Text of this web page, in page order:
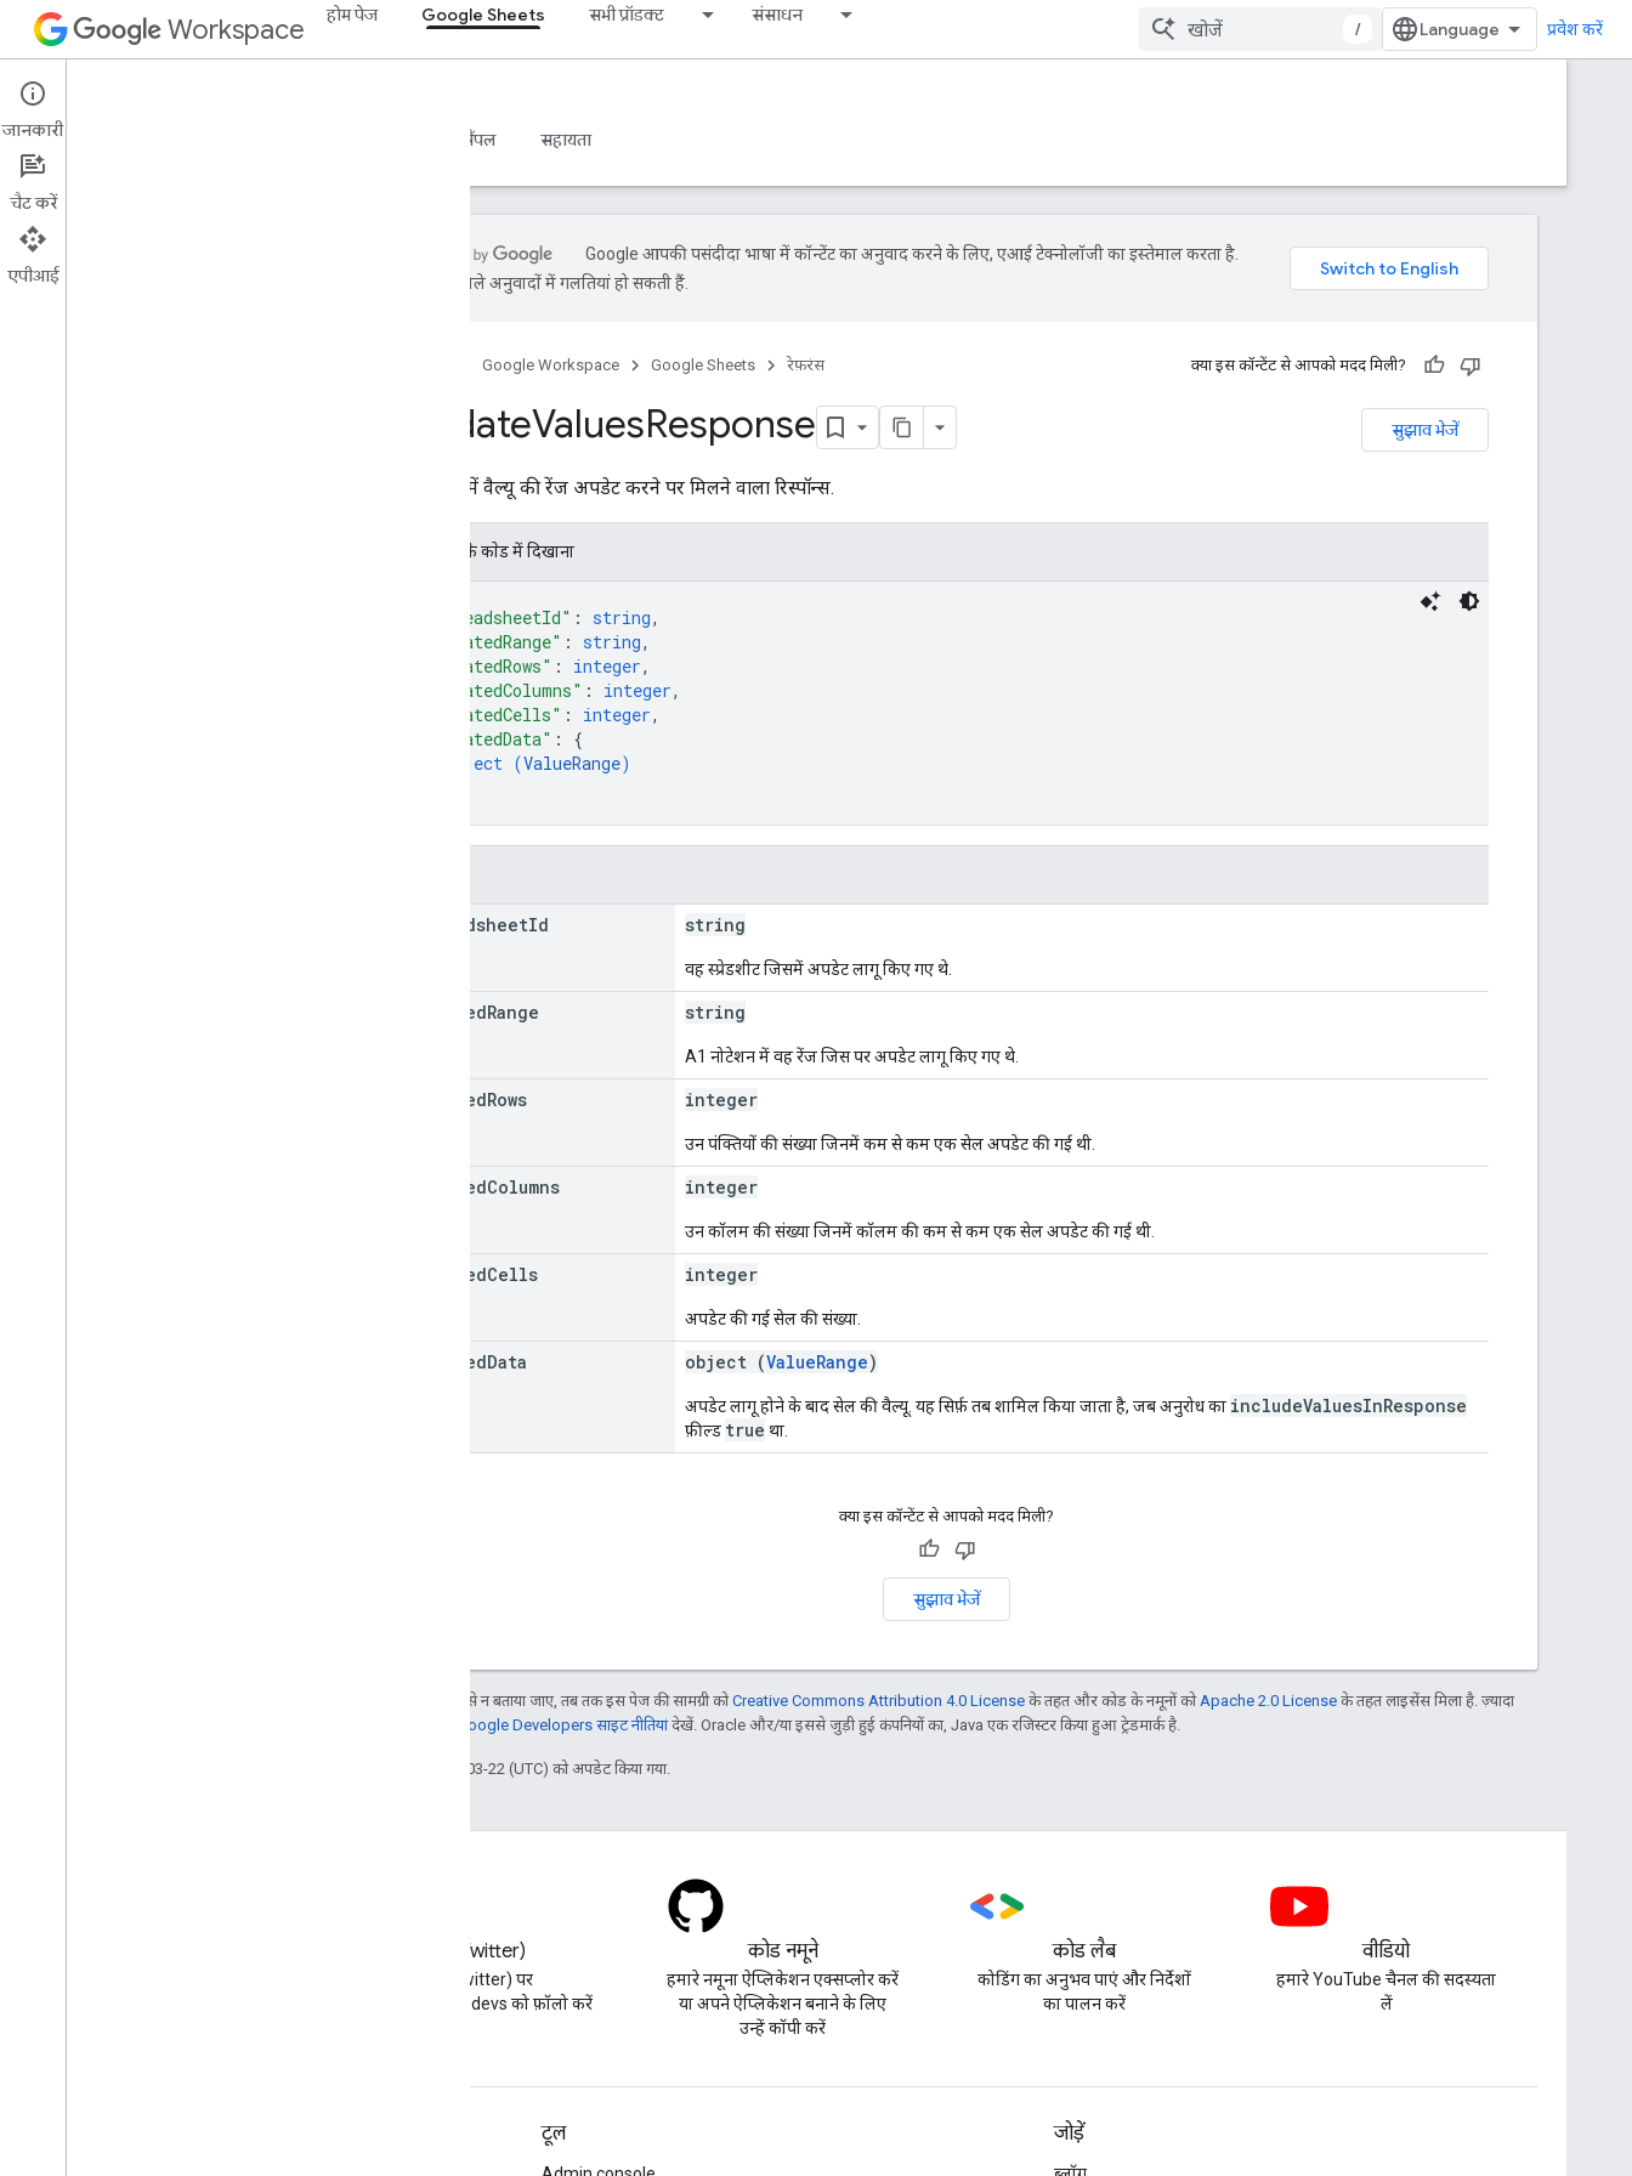
Workspace होम पेज Google Sheets सभी प्रॉडक्ट संसाधन
/ प्रवेश करें
Google Sheets
खास जानकारी सैंपल सहायता
Google आपकी पसंदीदा भाषा में कॉन्टेंट का अनुवाद करने के लिए, एआई टेक्नोलॉजी का इस्तेमाल करता है.
एआई से मिले अनुवादों में गलतियां हो सकती हैं.
Google Workspace Google Sheets रेफ़रंस क्या इस कॉन्टेंट से आपको मदद मिली?
सुझाव भेजें
UpdateValuesResponse
स्प्रेडशीट में वैल्यू की रेंज अपडेट करने पर मिलने वाला रिस्पॉन्स.
JSON के काेड में दिखाना
"spreadsheetId" : string,
"updatedRange" : string,
"updatedRows" : integer,
"updatedColumns" : integer,
"updatedCells" : integer,
"updatedData" : {
object (ValueRange)
spreadsheetId string
वह स्प्रेडशीट जिसमें अपडेट लागू किए गए थे.
updatedRange string
A1 नोटेशन में वह रेंज जिस पर अपडेट लागू किए गए थे.
updatedRows integer
उन पंक्तियों की संख्या जिनमें कम से कम एक सेल अपडेट की गई थी.
updatedColumns integer
उन कॉलम की संख्या जिनमें कॉलम की कम से कम एक सेल अपडेट की गई थी.
updatedCells integer
अपडेट की गई सेल की संख्या.
updatedData object (ValueRange)
अपडेट लागू होने के बाद सेल की वैल्यू. यह सिर्फ़ तब शामिल किया जाता है, जब अनुरोध का includeValuesInResponse
फ़ील्ड true था.
क्या इस कॉन्टेंट से आपको मदद मिली?
सुझाव भेजें
जब तक कुछ अलग से न बताया जाए, तब तक इस पेज की सामग्री कोCreative Commons Attribution 4.0 License के तहत और कोड के नमूनों को Apache 2.0 License के तहत लाइसेंस मिला है. ज़्यादा
Google Developers साइट नीतियांदेखें. Oracle और/या इससे जुड़ी हुई कंपनियों का, Java एक रजिस्टर किया हुआ ट्रेडमार्क है.
आखिरी बार 2025-03-22 (UTC) को अपडेट किया गया.
X (Twitter)
X (Twitter) पर
@workspacedevs को फ़ॉलो करें
कोड नमूने
हमारे नमूना ऐप्लिकेशन एक्सप्लोर करें
या अपने ऐप्लिकेशन बनाने के लिए
उन्हें कॉपी करें
कोड लैब
कोडिंग का अनुभव पाएं और निर्देशों
का पालन करें
वीडियो
हमारे YouTube चैनल की सदस्यता
लें
टूल जोड़ें
जानकारी
चैट करें
एपीआई